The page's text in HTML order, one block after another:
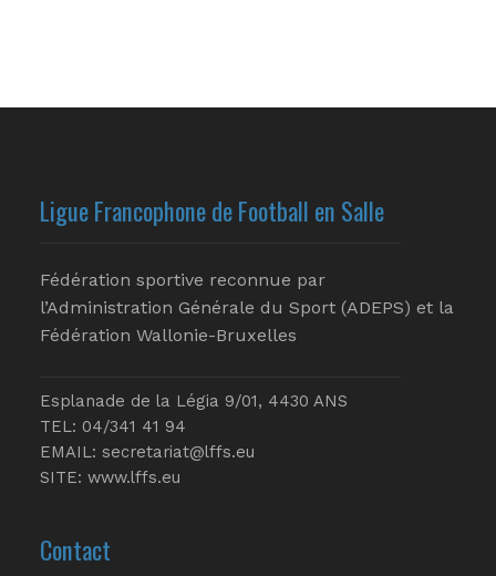
Ligue Francophone de Football en Salle
Fédération sportive reconnue par
l’Administration Générale du Sport (ADEPS) et la
Fédération Wallonie-Bruxelles
Esplanade de la Légia 9/01, 4430 ANS
TEL: 04/341 41 94
EMAIL: secretariat@lffs.eu
SITE: www.lffs.eu
Contact